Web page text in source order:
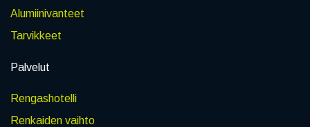
Alumiinivanteet
Tarvikkeet
Palvelut
Rengashotelli
Renkaiden vaihto